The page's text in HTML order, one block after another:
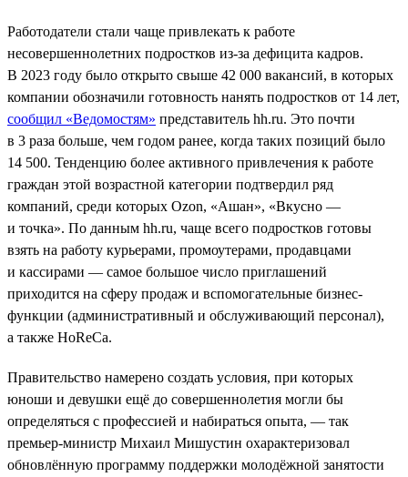
Работодатели стали чаще привлекать к работе
несовершеннолетних подростков из-за дефицита кадров.
В 2023 году было открыто свыше 42 000 вакансий, в которых
компании обозначили готовность нанять подростков от 14 лет,
сообщил «Ведомостям» представитель hh.ru. Это почти
в 3 раза больше, чем годом ранее, когда таких позиций было
14 500. Тенденцию более активного привлечения к работе
граждан этой возрастной категории подтвердил ряд
компаний, среди которых Ozon, «Ашан», «Вкусно —
и точка». По данным hh.ru, чаще всего подростков готовы
взять на работу курьерами, промоутерами, продавцами
и кассирами — самое большое число приглашений
приходится на сферу продаж и вспомогательные бизнес-
функции (административный и обслуживающий персонал),
а также HoReCa.
Правительство намерено создать условия, при которых
юноши и девушки ещё до совершеннолетия могли бы
определяться с профессией и набираться опыта, — так
премьер-министр Михаил Мишустин охарактеризовал
обновлённую программу поддержки молодёжной занятости